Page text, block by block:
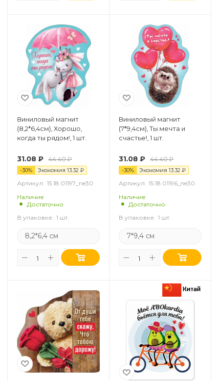
Виниловый магнит
(8,2*6,4см), Хорошо,
когда ты рядом!, 1 шт.
31.08 ₽ 44.40₽
-30% Экономия 13.32 ₽
Артикул: 15.18.01197_ne30
Наличие
Достаточно
В упаковке: 1 шт.
8,2*6,4 см
Виниловый магнит
(7*9,4см), Ты мечта и
счастье!, 1 шт.
31.08 ₽ 44.40₽
-30% Экономия 13.32 ₽
Артикул: 15.18.01196_ne30
Наличие
Достаточно
В упаковке: 1 шт.
7*9,4 см